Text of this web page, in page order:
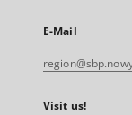
E-Mail
Visit us!